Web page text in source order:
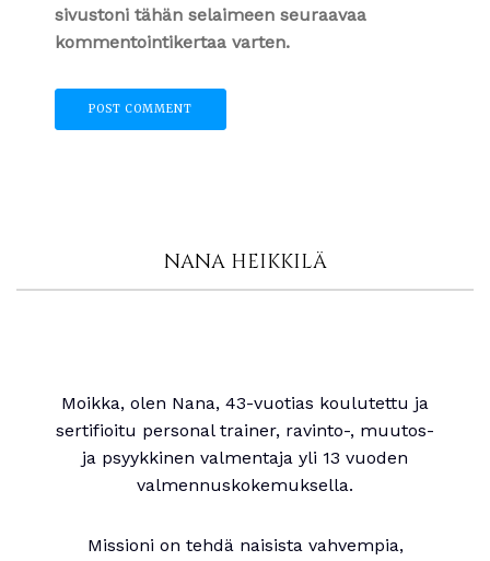
sivustoni tähän selaimeen seuraavaa
kommentointikertaa varten.
NANA HEIKKILÄ
Moikka, olen Nana, 43-vuotias koulutettu ja
sertifioitu personal trainer, ravinto-, muutos-
ja psyykkinen valmentaja yli 13 vuoden
valmennuskokemuksella.
Missioni on tehdä naisista vahvempia,